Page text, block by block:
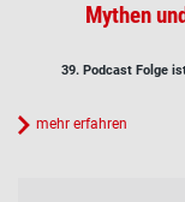
Mythen
39. Podcast Folge
mehr erfahren